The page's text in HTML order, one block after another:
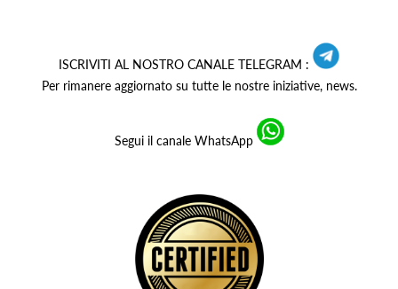
ISCRIVITI AL NOSTRO CANALE TELEGRAM :
Per rimanere aggiornato su tutte le nostre iniziative, news.
Segui il canale WhatsApp